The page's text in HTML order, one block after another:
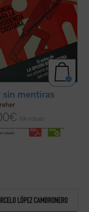
sin mentiras
€ IVA incluido
ebook:
intenta mostrar que la confusión
no está causada por este cambio